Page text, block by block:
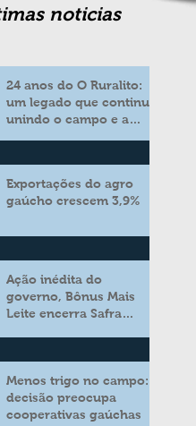
noticias
24 anos do O Ruralito:
um legado que continua
unindo o campo e a
Exportações do agro
gaúcho crescem 3,9%
Ação inédita do
governo, Bônus Mais
Leite encerra Safra
aos produtores de leite
Menos trigo no campo:
decisão preocupa
cooperativas gaúchas